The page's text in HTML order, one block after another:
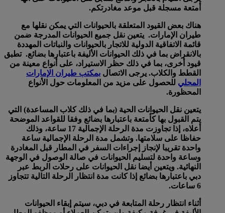
أمتعة مسجلة قبل موعد مغادرتكم.
هناك بعض القيود المتعلقة بالحيوانات التي يمكن نقلها مع
طيران الإمارات. يتعين نقل جميع الحيوانات المدرجة ضمن
قائمة الاتفاقية الدولية للاتجار بالحيوانات والنباتات المهددة
بالانقراض بما في ذلك الحيوانات الأليفة باعتبارها بضائع. تطبق
قيود أخرى، بما في ذلك حظر الاستيراد، على أنواع معينة من
القطط والكلاب. يرجى الاتصال بمكتب طيران الإمارات
المحلي للحصول على مزيد من المعلومات حول الأنواع
المحظورة.
يتعين نقل الحيوانات الحية (بما في ذلك كلاب المساعدة) التي
يتم القبول بها كأمتعة باعتبارها بضائع وفقا للقواعد الموضحة
أعلاه، إذا تجاوزت مدة الرحلة الإجمالية 17 ساعة، وذلك
حفاظا على سلامتها. وتشمل مدة الرحلة الإجمالية ساعة
واحدة تقريبا لإنجاز إجراءات السفر في المطار قبل المغادرة
وساعة واحدة لتسليم الحيوانات في صالة الوصول في الوجهة
النهائية. ويتعين أيضا نقل الحيوانات على رحلات الربط عبر
دبي باعتبارها بضائع إذا كانت مدة انتظار الرحلة التالية تتجاوز
6 ساعات.
أثناء انتظار رحلة المتابعة في دبي، سيتم إبقاء الحيوانات